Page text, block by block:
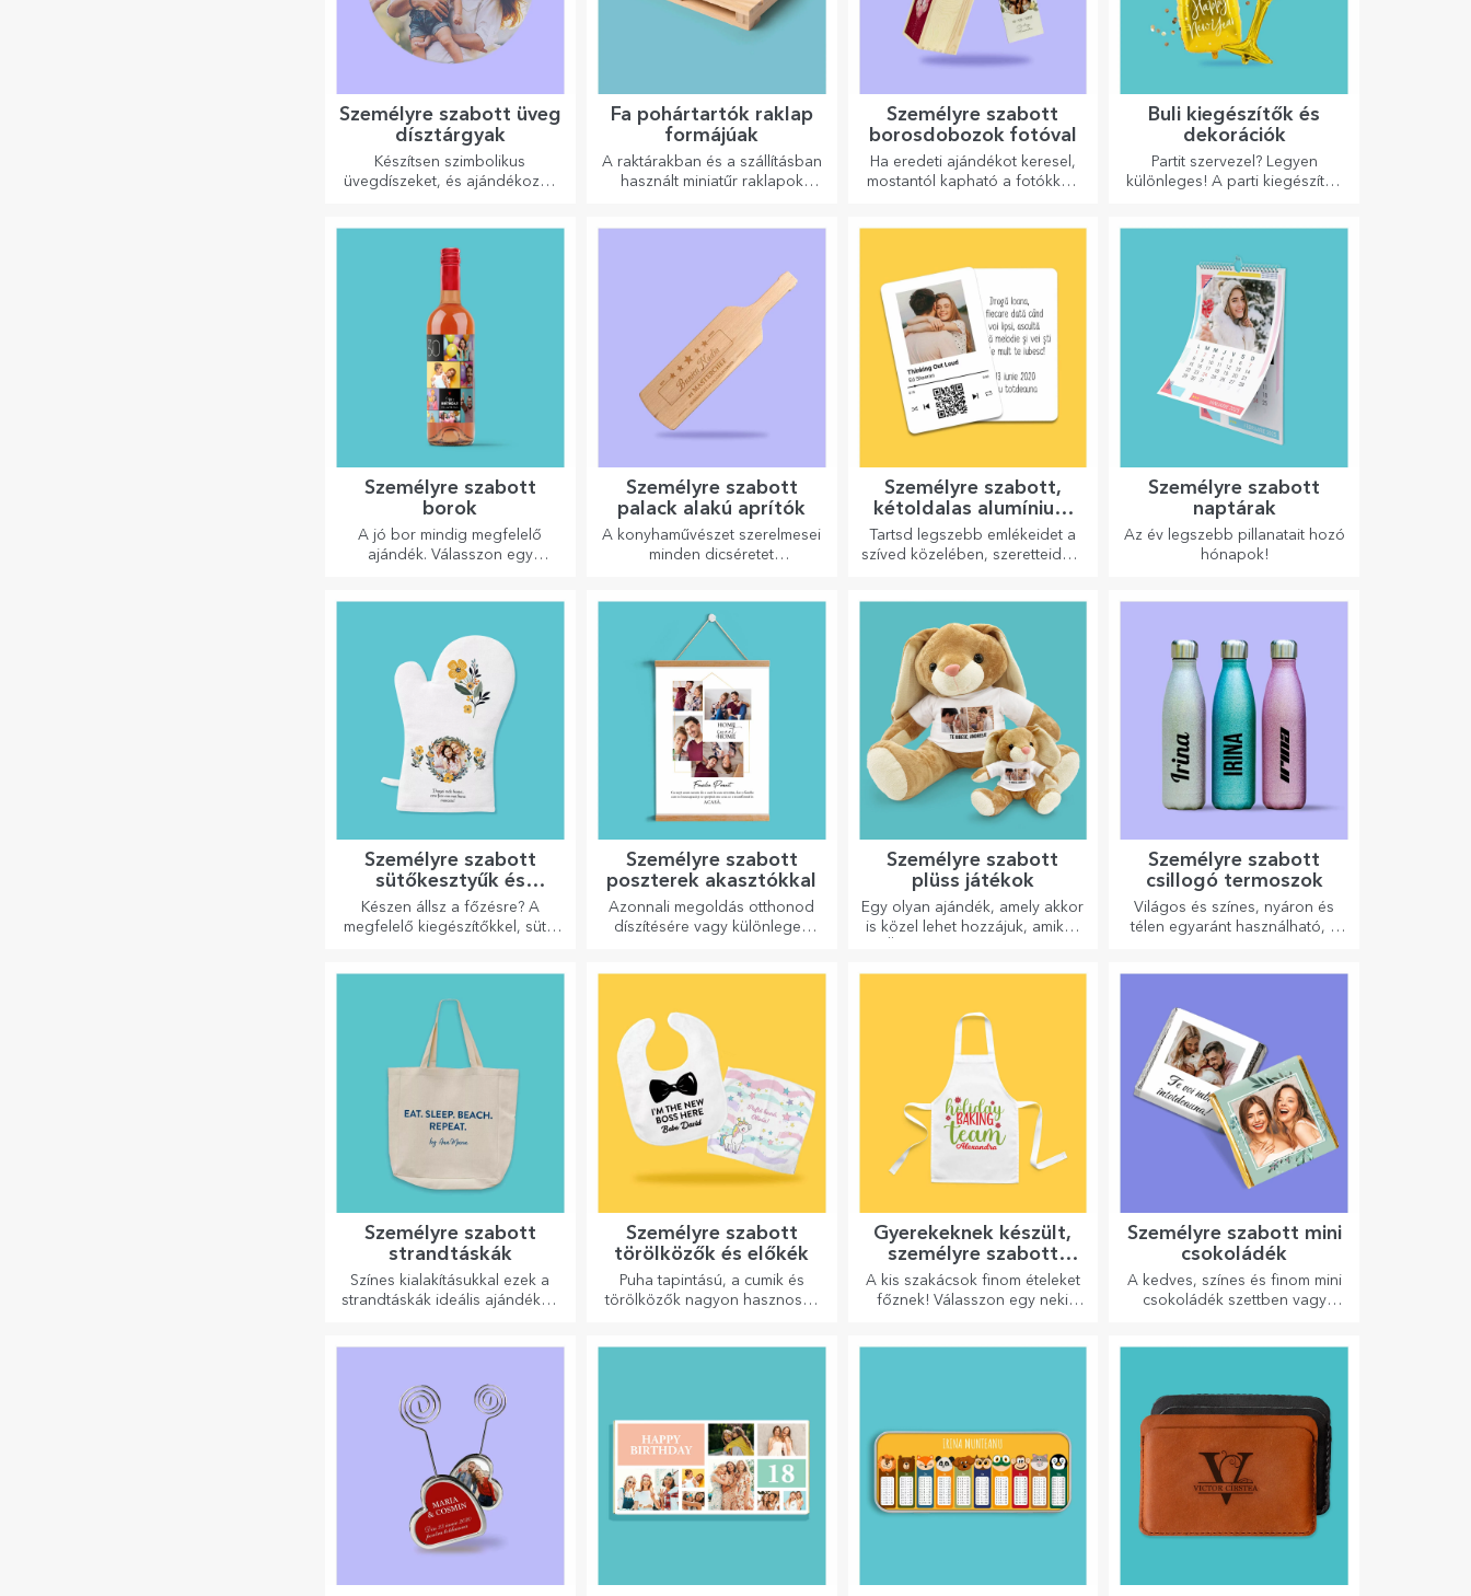
Személyre szabott üveg
dísztárgyak
Készítsen szimbolikus
üvegdíszeket, és ajándékozza
Fa pohártartók raklap
formájúak
A raktárakban és a szállításban
használt miniatűr raklapok
Személyre szabott
borosdobozok fotóval
Ha eredeti ajándékot keresel,
mostantól kapható a fotókkal/
Buli kiegészítők és
dekorációk
Partit szervezel? Legyen
különleges! A parti kiegészítők
Személyre szabott
borok
A jó bor mindig megfelelő
ajándék. Válasszon egy
Személyre szabott
palack alakú aprítók
A konyhaművészet szerelmesei
minden dicséretet
ételek tálalásához.
Személyre szabott,
kétoldalas alumínium
kártyák
Tartsd legszebb emlékeidet a
szíved közelében, szeretteiddel
Személyre szabott
naptárak
Az év legszebb pillanatait hozó
hónapok!
Személyre szabott
sütőkesztyűk és
konyhai kiegészítők
Készen állsz a főzésre? A
megfelelő kiegészítőkkel, sütő
Személyre szabott
poszterek akasztókkal
Azonnali megoldás otthonod
díszítésére vagy különleges
Személyre szabott
plüss játékok
Egy olyan ajándék, amely akkor
is közel lehet hozzájuk, amikor
Személyre szabott
csillogó termoszok
Világos és színes, nyáron és
télen egyaránt használható, a
Személyre szabott
strandtáskák
Színes kialakításukkal ezek a
strandtáskák ideális ajándékok
Személyre szabott
törölközők és előkék
Puha tapintású, a cumik és
törölközők nagyon hasznosak
Gyerekeknek készült,
személyre szabott
rövidnadrágok
A kis szakácsok finom ételeket
főznek! Válasszon egy neki
Személyre szabott mini
csokoládék
A kedves, színes és finom mini
csokoládék szettben vagy